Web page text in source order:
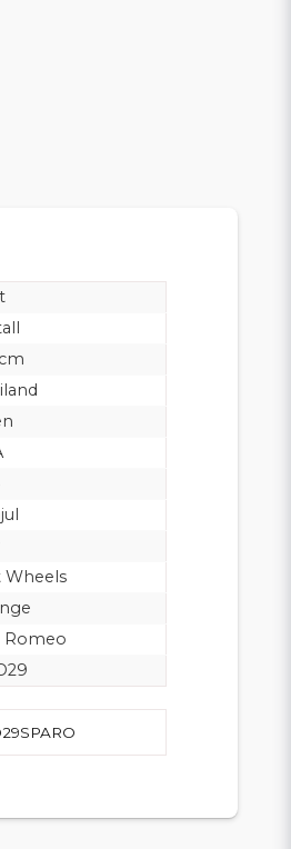
Wheels
Romeo